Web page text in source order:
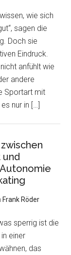
wie sich
sagen die
Doch sie
Eindruck.
anfühlt wie
andere
Sportart mit
nur in […]
und
Frank Röder
sperrig ist die
einer
das